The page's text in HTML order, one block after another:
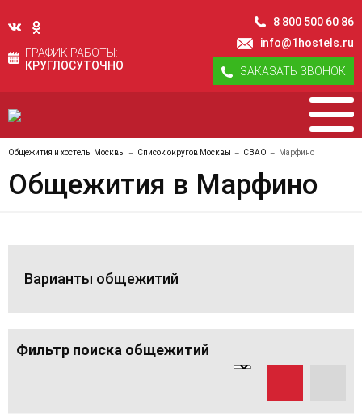
ГРАФИК РАБОТЫ:
КРУГЛОСУТОЧНО
8 800 500 60 86
info@1hostels.ru
ЗАКАЗАТЬ ЗВОНОК
Общежития и хостелы Москвы Список округов Москвы СВАО Марфино
Общежития в Марфино
Варианты общежитий
Фильтр поиска общежитий